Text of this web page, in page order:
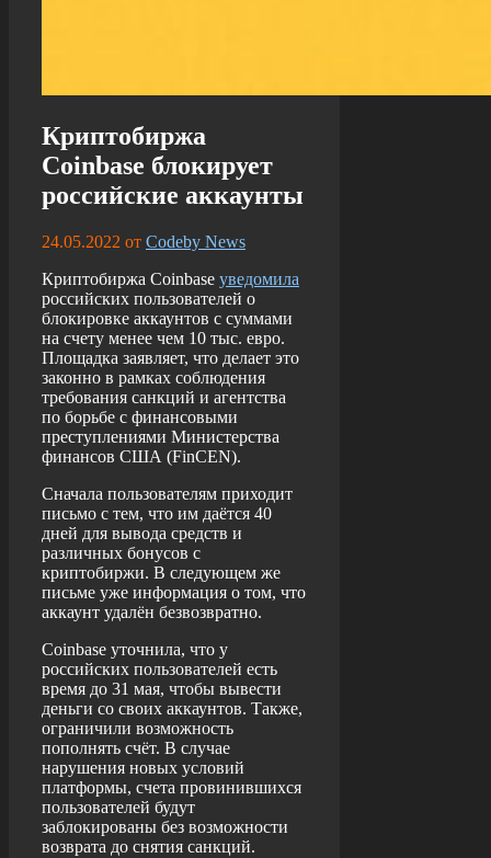
Криптобиржа
Coinbase блокирует
российские аккаунты
24.05.2022 от Codeby News
Криптобиржа Coinbase уведомила
российских пользователей о
блокировке аккаунтов с суммами
на счету менее чем 10 тыс. евро.
Площадка заявляет, что делает это
законно в рамках соблюдения
требования санкций и агентства
по борьбе с финансовыми
преступлениями Министерства
финансов США (FinCEN).
Сначала пользователям приходит
письмо с тем, что им даётся 40
дней для вывода средств и
различных бонусов с
криптобиржи. В следующем же
письме уже информация о том, что
аккаунт удалён безвозвратно.
Coinbase уточнила, что у
российских пользователей есть
время до 31 мая, чтобы вывести
деньги со своих аккаунтов. Также,
ограничили возможность
пополнять счёт. В случае
нарушения новых условий
платформы, счета провинившихся
пользователей будут
заблокированы без возможности
возврата до снятия санкций.